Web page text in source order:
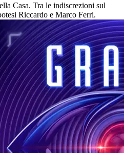
Casa. Tra le indiscrezioni sul
Riccardo e Marco Ferri.